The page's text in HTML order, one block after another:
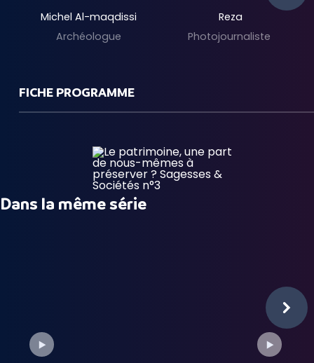
Michel Al-maqdissi
Archéologue
Reza
Photojournaliste
FICHE PROGRAMME
Dans la même série